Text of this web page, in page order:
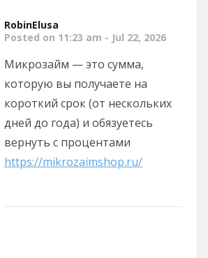
RobinElusa
Posted on 11:23 am - Jul 22, 2026
Микрозайм — это сумма,
которую вы получаете на
короткий срок (от нескольких
дней до года) и обязуетесь
вернуть с процентами
https://mikrozaimshop.ru/